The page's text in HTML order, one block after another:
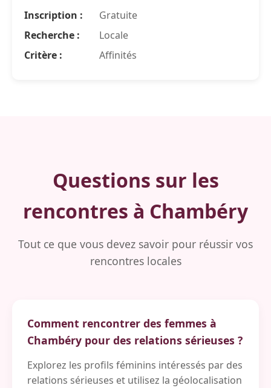
Inscription :
Gratuite
Recherche :
Locale
Critère :
Affinités
Questions sur les
rencontres à Chambéry
Tout ce que vous devez savoir pour réussir vos
rencontres locales
Comment rencontrer des femmes à
Chambéry pour des relations sérieuses ?
Explorez les profils féminins intéressés par des
relations sérieuses et utilisez la géolocalisation